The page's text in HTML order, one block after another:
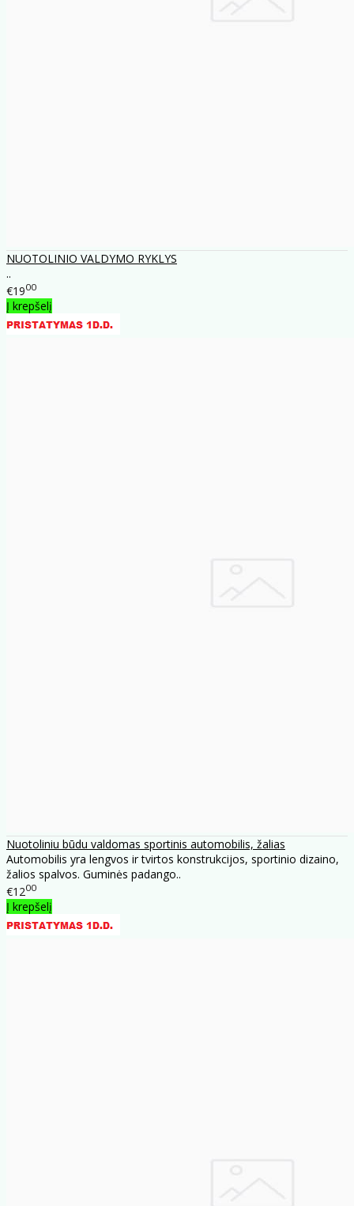
NUOTOLINIO VALDYMO RYKLYS
..
€1900
Į krepšelį
Nuotoliniu būdu valdomas sportinis automobilis, žalias
Automobilis yra lengvos ir tvirtos konstrukcijos, sportinio dizaino,
žalios spalvos. Guminės padango..
€1200
Į krepšelį